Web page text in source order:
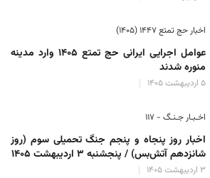
اخبار حج تمتع ۱۴۴۷ (۱۴۰۵)
عوامل اجرایی ایرانی حج تمتع ۱۴۰۵ وارد مدینه
منوره ‌شدند
۵ اردیبهشت ۱۴۰۵
اخـبـار جـنـگ - ۱۱۷
اخبار روز پنجاه و پنجم جنگ تحمیلی سوم (روز
شانزدهم آتش‌بس) / پنجشنبه ۳ اردیبهشت ۱۴۰۵
۳ اردیبهشت ۱۴۰۵